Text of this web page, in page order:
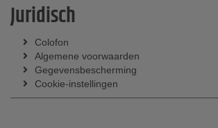
Juridisch
Colofon
Algemene voorwaarden
Gegevensbescherming
Cookie-instellingen